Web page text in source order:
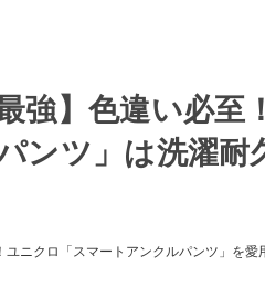
強】色違い必
ンツ」は洗濯
ユニクロ「スマートアンクルパンツ」を